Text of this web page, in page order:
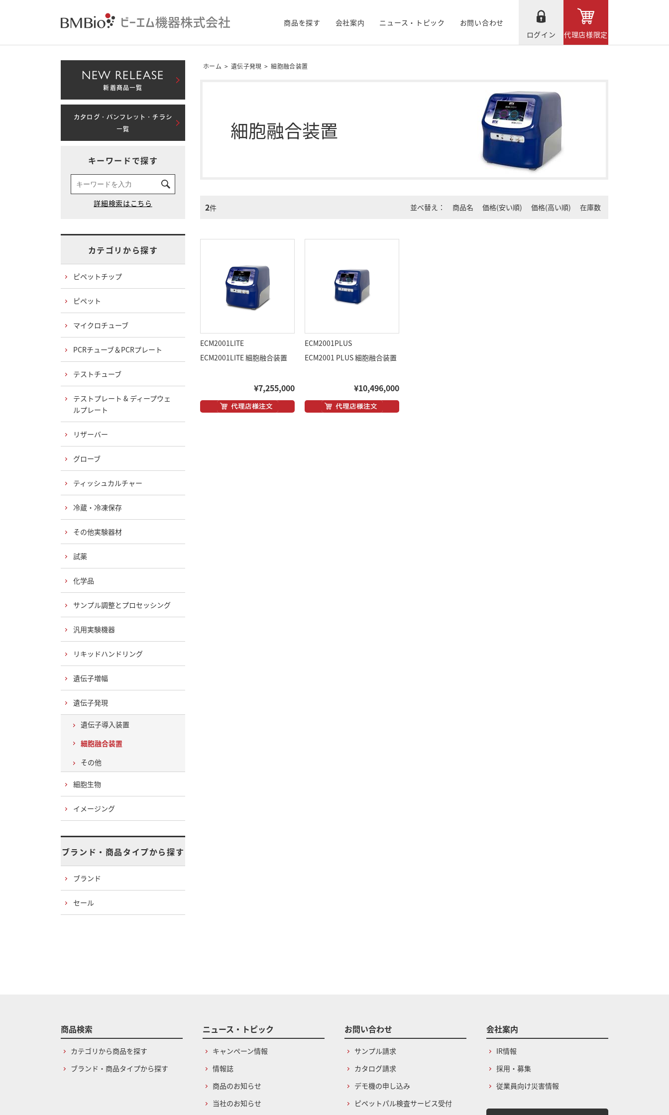
商品を探す 会社案内 ニュース・トピック
お問い合わせ
ログイン
代理店様限定
ホーム > 遺伝子発現 > 細胞融合装置
細胞融合装置
並べ替え： 商品名 価格(安い順) 価格(高い順) 在庫数
2件
ECM2001LITE
ECM2001LITE 細胞融合装置
¥7,255,000
ECM2001PLUS
ECM2001 PLUS 細胞融合装置
¥10,496,000
NEW RELEASE
新着商品一覧
カタログ・パンフレット・チラシ
一覧
キーワードで探す
カテゴリから探す
ピペットチップ
ピペット
マイクロチューブ
PCRチューブ＆PCRプレート
テストチューブ
テストプレート & ディープウェ
ルプレート
リザーバー
グローブ
ティッシュカルチャー
冷蔵・冷凍保存
その他実験器材
試薬
化学品
サンプル調整とプロセッシング
汎用実験機器
リキッドハンドリング
遺伝子増幅
遺伝子発現
遺伝子導入装置
細胞融合装置
その他
細胞生物
イメージング
ブランド・商品タイプから探す
ブランド
セール
商品検索
カテゴリから商品を探す
ブランド・商品タイプから探す
ニュース・トピック
キャンペーン情報
情報誌
商品のお知らせ
当社のお知らせ
お問い合わせ
サンプル請求
カタログ請求
デモ機の申し込み
ピペットパル検査サービス受付
会社案内
IR情報
採用・募集
従業員向け災害情報